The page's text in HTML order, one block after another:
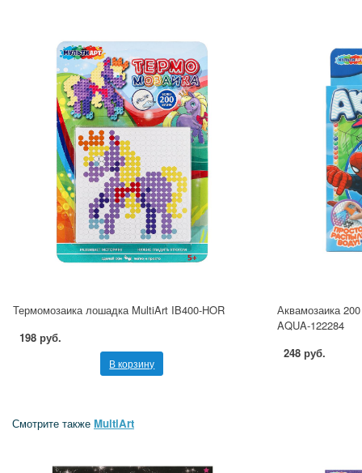
Термомозаика лошадка MultiArt IB400-HOR
198 руб.
В корзину
Аквамозаика
AQUA-122284
248 руб.
Смотрите также MultiArt